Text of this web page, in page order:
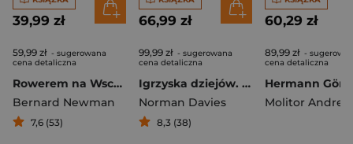
39,99 zł
59,99 zł - sugerowana
cena detaliczna
Rowerem na Wschód 1937
Bernard Newman
7,6 (53)
66,99 zł
99,99 zł - sugerowana
cena detaliczna
Igrzyska dziejów. Zapasy historyka z historią
Norman Davies
8,3 (38)
60,29 zł
89,99 zł -
cena detaliczna
Molitor